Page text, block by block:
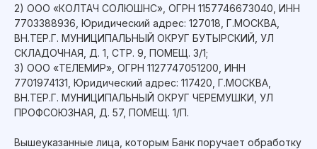
2) ООО «КОЛТАЧ СОЛЮШНС», ОГРН 1157746673040, ИНН
7703388936, Юридический адрес: 127018, Г.МОСКВА,
ВН.ТЕР.Г. МУНИЦИПАЛЬНЫЙ ОКРУГ БУТЫРСКИЙ, УЛ
СКЛАДОЧНАЯ, Д. 1, СТР. 9, ПОМЕЩ. 3/1;
3) ООО «ТЕЛЕМИР», ОГРН 1127747051200, ИНН
7701974131, Юридический адрес: 117420, Г.МОСКВА,
ВН.ТЕР.Г. МУНИЦИПАЛЬНЫЙ ОКРУГ ЧЕРЕМУШКИ, УЛ
ПРОФСОЮЗНАЯ, Д. 57, ПОМЕЩ. 1/П.
Вышеуказанные лица, которым Банк поручает обработку